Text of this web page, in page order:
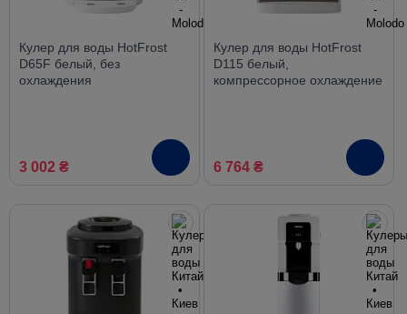
Кулер для воды HotFrost
D65F белый, без
охлаждения
3 002 ₴
Кулер для воды HotFrost
D115 белый,
компрессорное охлаждение
6 764 ₴